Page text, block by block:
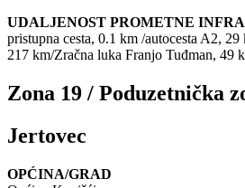
UDALJENOST PROMETNE
pristupna cesta, 0.1 km /autocesta A2,
217 km/Zračna luka Franjo Tuđman, 49
Zona 19 / Poduzetnička
Jertovec
OPĆINA/GRAD